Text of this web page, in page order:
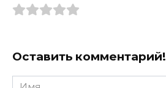
Оставить комментарий!
Имя